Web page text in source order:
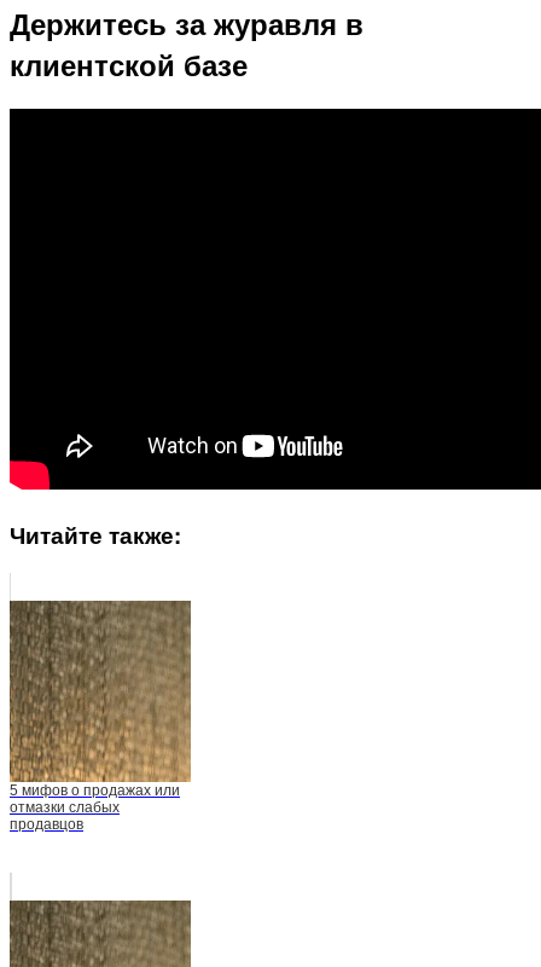
Держитесь за журавля в
клиентской базе
Читайте также:
5 мифов о продажах или
отмазки слабых
продавцов